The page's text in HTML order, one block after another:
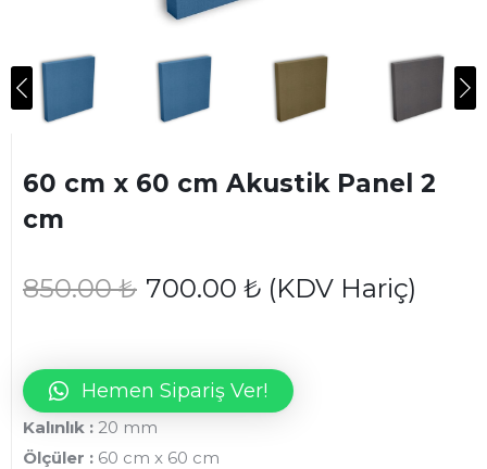
60 cm x 60 cm Akustik Panel 2
cm
850.00₺ 700.00 ₺ (KDV Hariç)
Hemen Sipariş Ver!
Kalınlık : 20 mm
Ölçüler : 60 cm x 60 cm